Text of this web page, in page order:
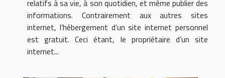
relatifs à sa vie, à son quotidien, et même publier des
informations. Contrairement aux autres sites
internet, l’hébergement d’un site internet personnel
est gratuit. Ceci étant, le propriétaire d’un site
internet...